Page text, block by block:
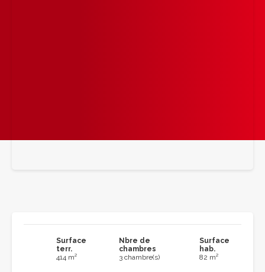
Surface
terr.
414 m²
Nbre de
chambres
3 chambre(s)
Surface
hab.
82 m²